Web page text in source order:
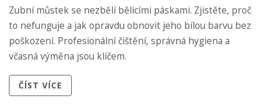
Zubní můstek se nezbělí bělicími páskami. Zjistěte, proč
to nefunguje a jak opravdu obnovit jeho bílou barvu bez
poškození. Profesionální čištění, správná hygiena a
včasná výměna jsou klíčem.
ČÍST VÍCE